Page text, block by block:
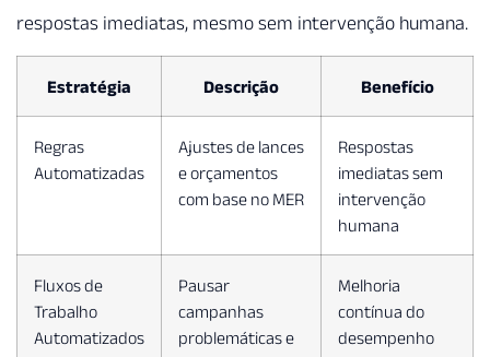
respostas imediatas, mesmo sem intervenção humana.
Estratégia Descrição Benefício
Regras
Automatizadas
Ajustes de lances
e orçamentos
com base no MER
Respostas
imediatas sem
intervenção
humana
Fluxos de
Trabalho
Automatizados
Pausar
campanhas
problemáticas e
Melhoria
contínua do
desempenho